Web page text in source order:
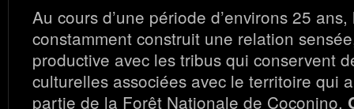
Au cours d’une période d’environs 25
constamment construit une relation
productive avec les tribus qui conservent
culturelles associées avec le territoire qui
partie de la Forêt Nationale de Coconino.